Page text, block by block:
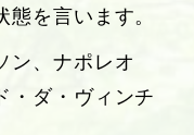
を言います。
ン、ナポレオ
・ダ・ヴィンチ